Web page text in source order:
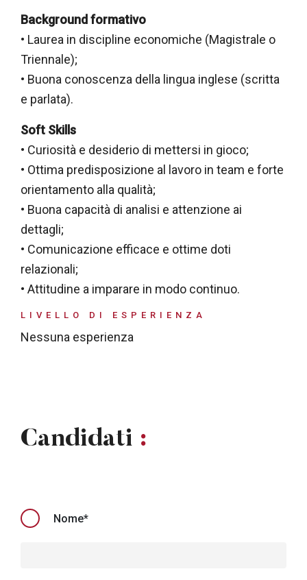
Background formativo
• Laurea in discipline economiche (Magistrale o
Triennale);
• Buona conoscenza della lingua inglese (scritta
e parlata).
Soft Skills
• Curiosità e desiderio di mettersi in gioco;
• Ottima predisposizione al lavoro in team e forte
orientamento alla qualità;
• Buona capacità di analisi e attenzione ai
dettagli;
• Comunicazione efficace e ottime doti
relazionali;
• Attitudine a imparare in modo continuo.
LIVELLO DI ESPERIENZA
Nessuna esperienza
Candidati :
Nome*